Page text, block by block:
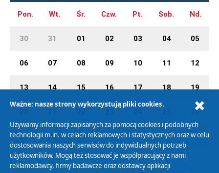
Pon. Wt. Śr. Czw. Pt. Sob. Nd.
30 31 01 02 03 04 05
06 07 08 09 10 11 12
13 14 15 16 17 18 19
26
27 28 29 30 01 02 03
Ważne: nasze strony wykorzystują pliki cookies.
Używamy informacji zapisanych za pomocą cookies i podobnych
technologii m.in. w celach reklamowych i statystycznych oraz w celu
dostosowania naszych serwisów do indywidualnych potrzeb
użytkowników. Mogą też stosować je współpracujący z nami
reklamodawcy, firmy badawcze oraz dostawcy aplikacji